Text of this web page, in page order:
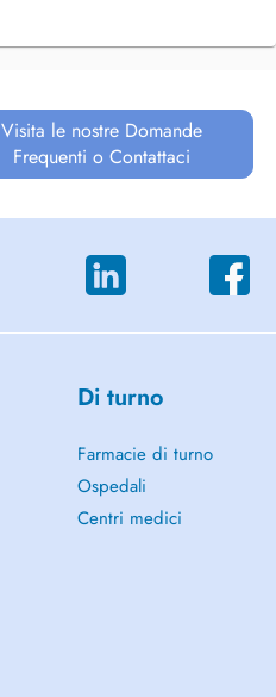
Visita le nostre Domande
Frequenti o Contattaci
Di turno
Farmacie di turno
Ospedali
Centri medici